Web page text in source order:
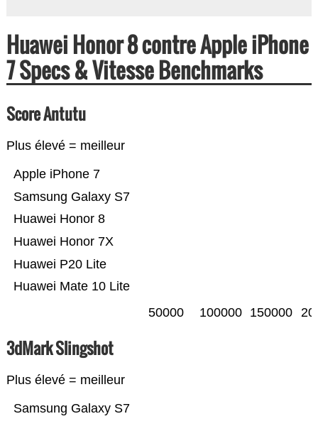
Huawei Honor 8 contre Apple iPhone
7 Specs & Vitesse Benchmarks
Score Antutu
Plus élevé = meilleur
Huawei Mate 10 Lite
Huawei P20 Lite
Huawei Honor 7X
Huawei Honor 8
Samsung Galaxy S7
Apple iPhone 7
50000 100000 150000
3dMark Slingshot
Plus élevé = meilleur
Samsung Galaxy S7